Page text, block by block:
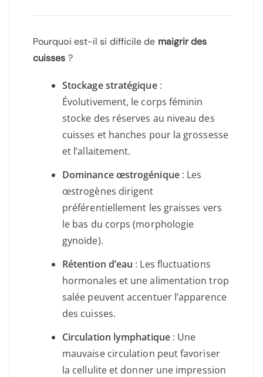
Pourquoi est-il si difficile de maigrir des
cuisses ?
Stockage stratégique:
Évolutivement, le corps féminin
stocke des réserves au niveau des
cuisses et hanches pour la grossesse
et l’allaitement.
Dominance œstrogénique: Les
œstrogènes dirigent
préférentiellement les graisses vers
le bas du corps (morphologie
gynoïde).
Rétention d’eau : Les fluctuations
hormonales et une alimentation trop
salée peuvent accentuer l’apparence
des cuisses.
Circulation lymphatique: Une
mauvaise circulation peut favoriser
la cellulite et donner une impression